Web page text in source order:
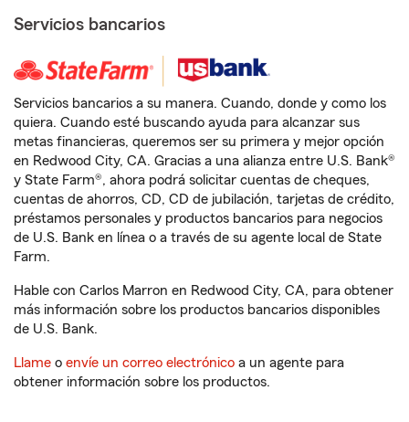
Servicios bancarios
Servicios bancarios a su manera. Cuando, donde y como los
quiera. Cuando esté buscando ayuda para alcanzar sus
metas financieras, queremos ser su primera y mejor opción
en Redwood City, CA. Gracias a una alianza entre U.S. Bank®
y State Farm®, ahora podrá solicitar cuentas de cheques,
cuentas de ahorros, CD, CD de jubilación, tarjetas de crédito,
préstamos personales y productos bancarios para negocios
de U.S. Bank en línea o a través de su agente local de State
Farm.
Hable con Carlos Marron en Redwood City, CA, para obtener
más información sobre los productos bancarios disponibles
de U.S. Bank.
Llame o envíe un correo electrónico a un agente para
obtener información sobre los productos.